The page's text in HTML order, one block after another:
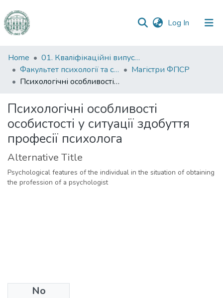
Log In (current)
Communities
&
Collections
Statistics
Home
01. Кваліфікаційні випускні роботи здобувачів вищої освіти
Факультет психології та соціальної роботи
Магістри ФПСР
Психологічні особливості особистості у ситуації здобуття професії психолога
Психологічні особливості
особистості у ситуації здобуття
професії психолога
Alternative Title
Psychological features of the individual in the situation of obtaining
the profession of a psychologist
No